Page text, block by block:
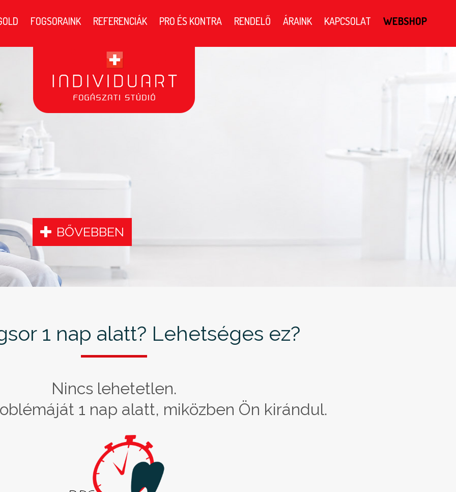
FOGSORAINK REFERENCIÁK PRO ÉS KONTRA RENDELŐ ÁRAINK KAPCSOLAT WEBSHOP
BŐVEBBEN
1 nap alatt? Lehetséges ez?
Nincs lehetetlen.
1 nap alatt, miközben Ön kirándul.